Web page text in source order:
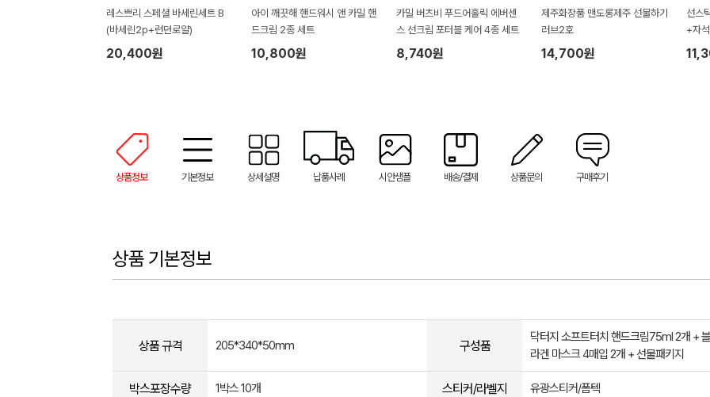
레스쁘리 스페셜 바세린세트 B
(바세린2p+런던로얄)
20,400원
아이 깨끗해 핸드워시 앤 카밀 핸
드크림 2종 세트
10,800원
카밀 버츠비 푸드어홀릭 에버센
스 선크림 포터블 케어 4종 세트
8,740원
제주화장품 맨도롱제주 선물하기
러브2호
14,700원
선스
+자
상품정보 기본정보 상세설명 납품사례 시안샘플 배송/결제 상품문의 구매후기
상품 기본정보
상품 규격 205*340*50mm 구성품
닥터지 소프트터치 핸드크림75ml 2개 +
라겐 마스크 4매입 2개 + 선물패키지
박스포장수량 1박스 10개 스티커/라벨지 유광스티커/폼텍